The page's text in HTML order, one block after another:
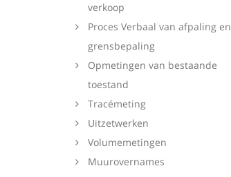
verkoop
Proces Verbaal van afpaling en
grensbepaling
Opmetingen van bestaande
toestand
Tracémeting
Uitzetwerken
Volumemetingen
Muurovernames